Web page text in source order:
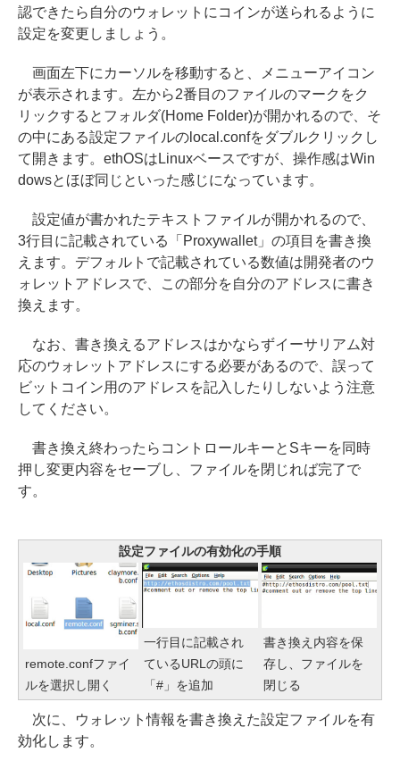
認できたら自分のウォレットにコインが送られるように
設定を変更しましょう。
画面左下にカーソルを移動すると、メニューアイコン
が表示されます。左から2番目のファイルのマークをク
リックするとフォルダ(Home Folder)が開かれるので、そ
の中にある設定ファイルのlocal.confをダブルクリックし
て開きます。ethOSはLinuxベースですが、操作感はWin
dowsとほぼ同じといった感じになっています。
設定値が書かれたテキストファイルが開かれるので、
3行目に記載されている「Proxywallet」の項目を書き換
えます。デフォルトで記載されている数値は開発者のウ
ォレットアドレスで、この部分を自分のアドレスに書き
換えます。
なお、書き換えるアドレスはかならずイーサリアム対
応のウォレットアドレスにする必要があるので、誤って
ビットコイン用のアドレスを記入したりしないよう注意
してください。
書き換え終わったらコントロールキーとSキーを同時
押し変更内容をセーブし、ファイルを閉じれば完了で
す。
設定ファイルの有効化の手順
remote.confファイ
ルを選択し開く
一行目に記載され
ているURLの頭に
「#」を追加
書き換え内容を保
存し、ファイルを
閉じる
次に、ウォレット情報を書き換えた設定ファイルを有
効化します。